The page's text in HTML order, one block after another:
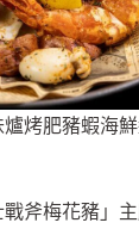
烤肥豬蝦海
斧梅花豬」